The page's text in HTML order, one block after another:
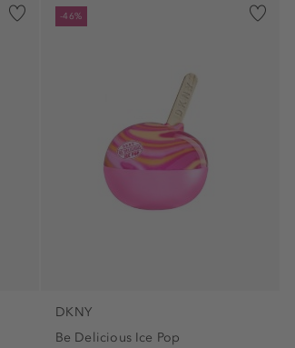
-46%
DKNY
Be Delicious Ice Pop